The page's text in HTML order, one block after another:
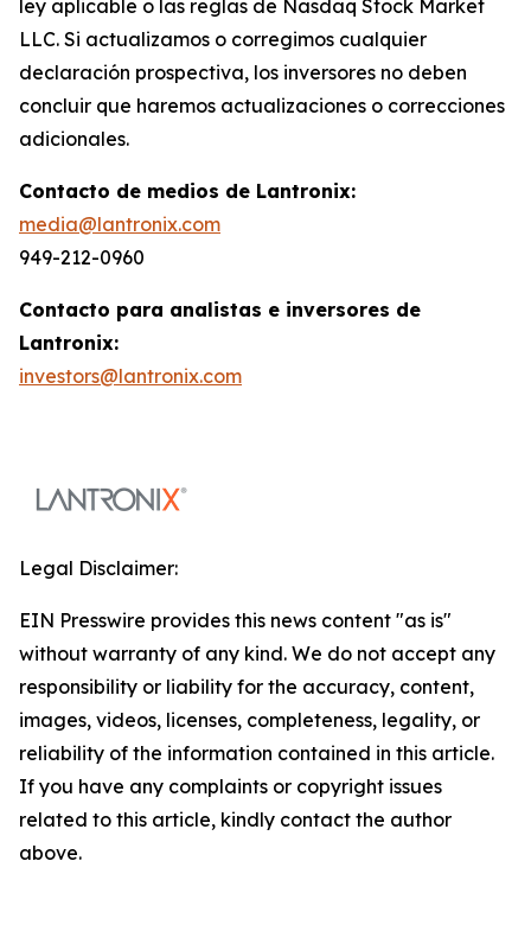
ley aplicable o las reglas de Nasdaq Stock Market
LLC. Si actualizamos o corregimos cualquier
declaración prospectiva, los inversores no deben
concluir que haremos actualizaciones o correcciones
adicionales.
Contacto de medios de Lantronix:
media@lantronix.com
949-212-0960
Contacto para analistas e inversores de
Lantronix:
investors@lantronix.com
Legal Disclaimer:
EIN Presswire provides this news content "as is"
without warranty of any kind. We do not accept any
responsibility or liability for the accuracy, content,
images, videos, licenses, completeness, legality, or
reliability of the information contained in this article.
If you have any complaints or copyright issues
related to this article, kindly contact the author
above.